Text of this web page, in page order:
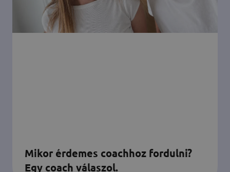
Mikor érdemes coachhoz fordulni?
Egy coach válaszol.